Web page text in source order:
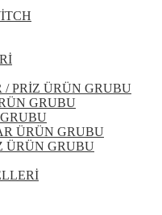
PRİZ ÜRÜN GRUBU
GRUBU
ÜRÜN GRUBU
ÜRÜN GRUBU